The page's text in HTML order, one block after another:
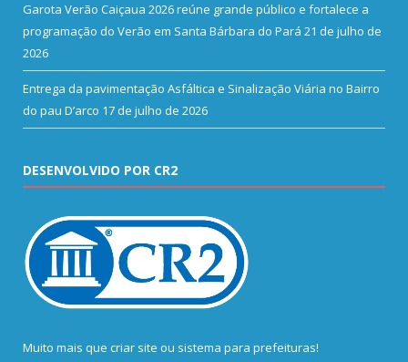
Garota Verão Caiçaua 2026 reúne grande público e fortalece a
programação do Verão em Santa Bárbara do Pará 21 de julho de
2026
Entrega da pavimentação Asfáltica e Sinalização Viária no Bairro
do pau D’arco 17 de julho de 2026
DESENVOLVIDO POR CR2
Muito mais que criar site ou sistema para prefeituras!